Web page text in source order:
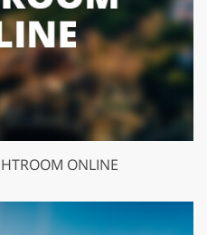
ONLINE